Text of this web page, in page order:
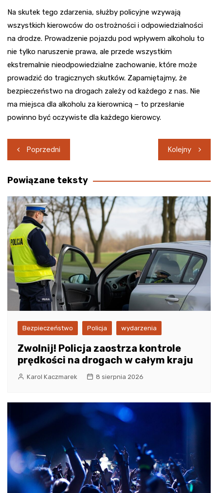
Na skutek tego zdarzenia, służby policyjne wzywają
wszystkich kierowców do ostrożności i odpowiedzialności
na drodze. Prowadzenie pojazdu pod wpływem alkoholu to
nie tylko naruszenie prawa, ale przede wszystkim
ekstremalnie nieodpowiedzialne zachowanie, które może
prowadzić do tragicznych skutków. Zapamiętajmy, że
bezpieczeństwo na drogach zależy od każdego z nas. Nie
ma miejsca dla alkoholu za kierownicą – to przesłanie
powinno być oczywiste dla każdego kierowcy.
Nawigacja
wpisu
Poprzedni Kolejny
Powiązane teksty
Bezpieczeństwo Policja wydarzenia
Zwolnij! Policja zaostrza kontrole
prędkości na drogach w całym kraju
Karol Kaczmarek 8 sierpnia 2026